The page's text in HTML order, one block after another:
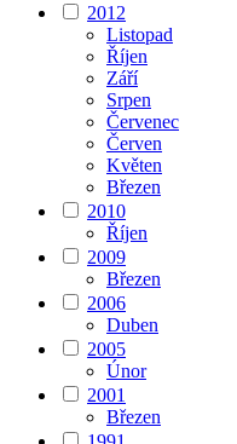
2012
Listopad
Říjen
Září
Srpen
Červenec
Červen
Květen
Březen
2010
Říjen
2009
Březen
2006
Duben
2005
Únor
2001
Březen